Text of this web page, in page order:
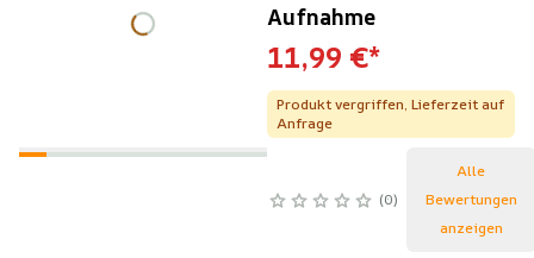
Aufnahme
11,99 €*
Produkt vergriffen, Lieferzeit auf
Anfrage
0
Alle
Bewertungen
anzeigen